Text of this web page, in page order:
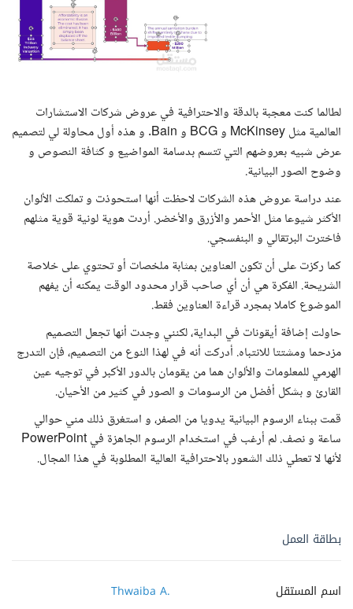
لطالما كنت معجبة بالدقة والاحترافية في عروض شركات الاستشارات
العالمية مثل McKinsey و BCG و Bain. و هذه أول محاولة لي لتصميم
عرض شبيه بعروضهم التي تتسم بدسامة المواضيع و كثافة النصوص و
وضوح الصور البيانية.
عند دراسة عروض هذه الشركات لاحظت أنها استحوذت و تملكت الألوان
الأكثر شيوعا مثل الأحمر والأزرق والأخضر. أردت هوية لونية قوية مثلهم
فاخترت البرتقالي و البنفسجي.
كما ركزت على أن تكون العناوين بمثابة ملخصات أو تحتوي على خلاصة
الشريحة. الفكرة هي أن أي صاحب قرار محدود الوقت يمكنه أن يفهم
الموضوع كاملا بمجرد قراءة العناوين فقط.
حاولت إضافة أيقونات في البداية، لكنني وجدت أنها تجعل التصميم
مزدحما ومشتتا للانتباه. أدركت أنه في لهذا النوع من التصميم، فإن التدرج
الهرمي للمعلومات والألوان هما من يقومان بالدور الأكبر في توجيه عين
القارئ و بشكل أفضل من الرسومات و الصور في كثير من الأحيان.
قمت ببناء الرسوم البيانية يدويا من الصفر، و استغرق ذلك مني حوالي
ساعة و نصف. لم أرغب في استخدام الرسوم الجاهزة في PowerPoint
لأنها لا تعطي ذلك الشعور بالاحترافية العالية المطلوبة في هذا المجال.
بطاقة العمل
اسم المستقل
Thwaiba A.